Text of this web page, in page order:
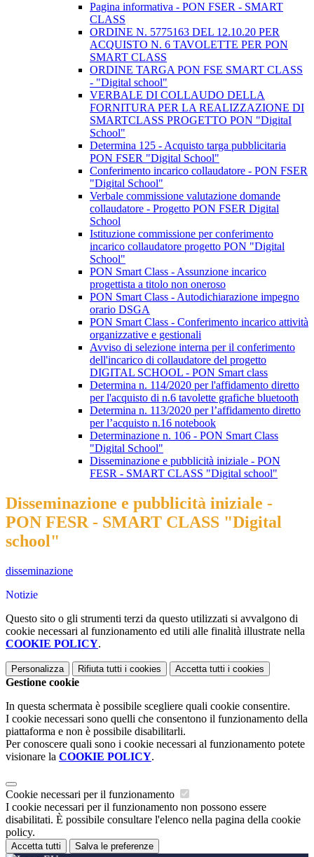
Pagina informativa - PON FSER - SMART
CLASS
ORDINE N. 5775163 DEL 12.10.20 PER
ACQUISTO N. 6 TAVOLETTE PER PON
SMART CLASS
ORDINE TARGA PON FSE SMART CLASS
- "Digital school"
VERBALE DI COLLAUDO DELLA
FORNITURA PER LA REALIZZAZIONE DI
SMARTCLASS PROGETTO PON "DigitaI
School"
Determina 125 - Acquisto targa pubblicitaria
PON FSER "Digital School"
Conferimento incarico collaudatore - PON FSER
"Digital School"
Verbale commissione valutazione domande
collaudatore - Progetto PON FSER Digital
School
Istituzione commissione per conferimento
incarico collaudatore progetto PON "Digital
School"
PON Smart Class - Assunzione incarico
progettista a titolo non oneroso
PON Smart Class - Autodichiarazione impegno
orario DSGA
PON Smart Class - Conferimento incarico attività
organizzative e gestionali
Avviso di selezione interna per il conferimento
dell'incarico di collaudatore del progetto
DIGITAL SCHOOL - PON Smart class
Determina n. 114/2020 per l'affidamento diretto
per l'acquisto di n.6 tavolette grafiche bluetooth
Determina n. 113/2020 per l’affidamento diretto
per l’acquisto n.16 notebook
Determinazione n. 106 - PON Smart Class
"Digital School"
Disseminazione e pubblicità iniziale - PON
FESR - SMART CLASS "Digital school"
Disseminazione e pubblicità iniziale -
PON FESR - SMART CLASS "Digital
school"
disseminazione
Notizie
Questo sito o gli strumenti terzi da questo utilizzati si avvalgono di
cookie necessari al funzionamento ed utili alle finalità illustrate nella
COOKIE POLICY.
Personalizza Rifiuta tutti i cookies Accetta tutti i cookies
Gestione cookie
In questa schermata è possibile scegliere quali cookie consentire.
I cookie necessari sono quelli che consentono il funzionamento della
piattaforma e non è possibile disabilitarli.
Per conoscere quali sono i cookie necessari al funzionamento potete
visionare la COOKIE POLICY.
Cookie necessari per il funzionamento
I cookie necessari per il funzionamento non possono essere
disabilitati. È possibile consultare l'elenco nella pagina della cookie
policy.
Accetta tutti Salva le preferenze